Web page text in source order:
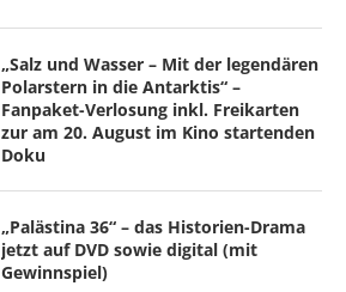
„Salz und Wasser – Mit der legendären
Polarstern in die Antarktis“ –
Fanpaket-Verlosung inkl. Freikarten
zur am 20. August im Kino startenden
Doku
„Palästina 36“ – das Historien-Drama
jetzt auf DVD sowie digital (mit
Gewinnspiel)